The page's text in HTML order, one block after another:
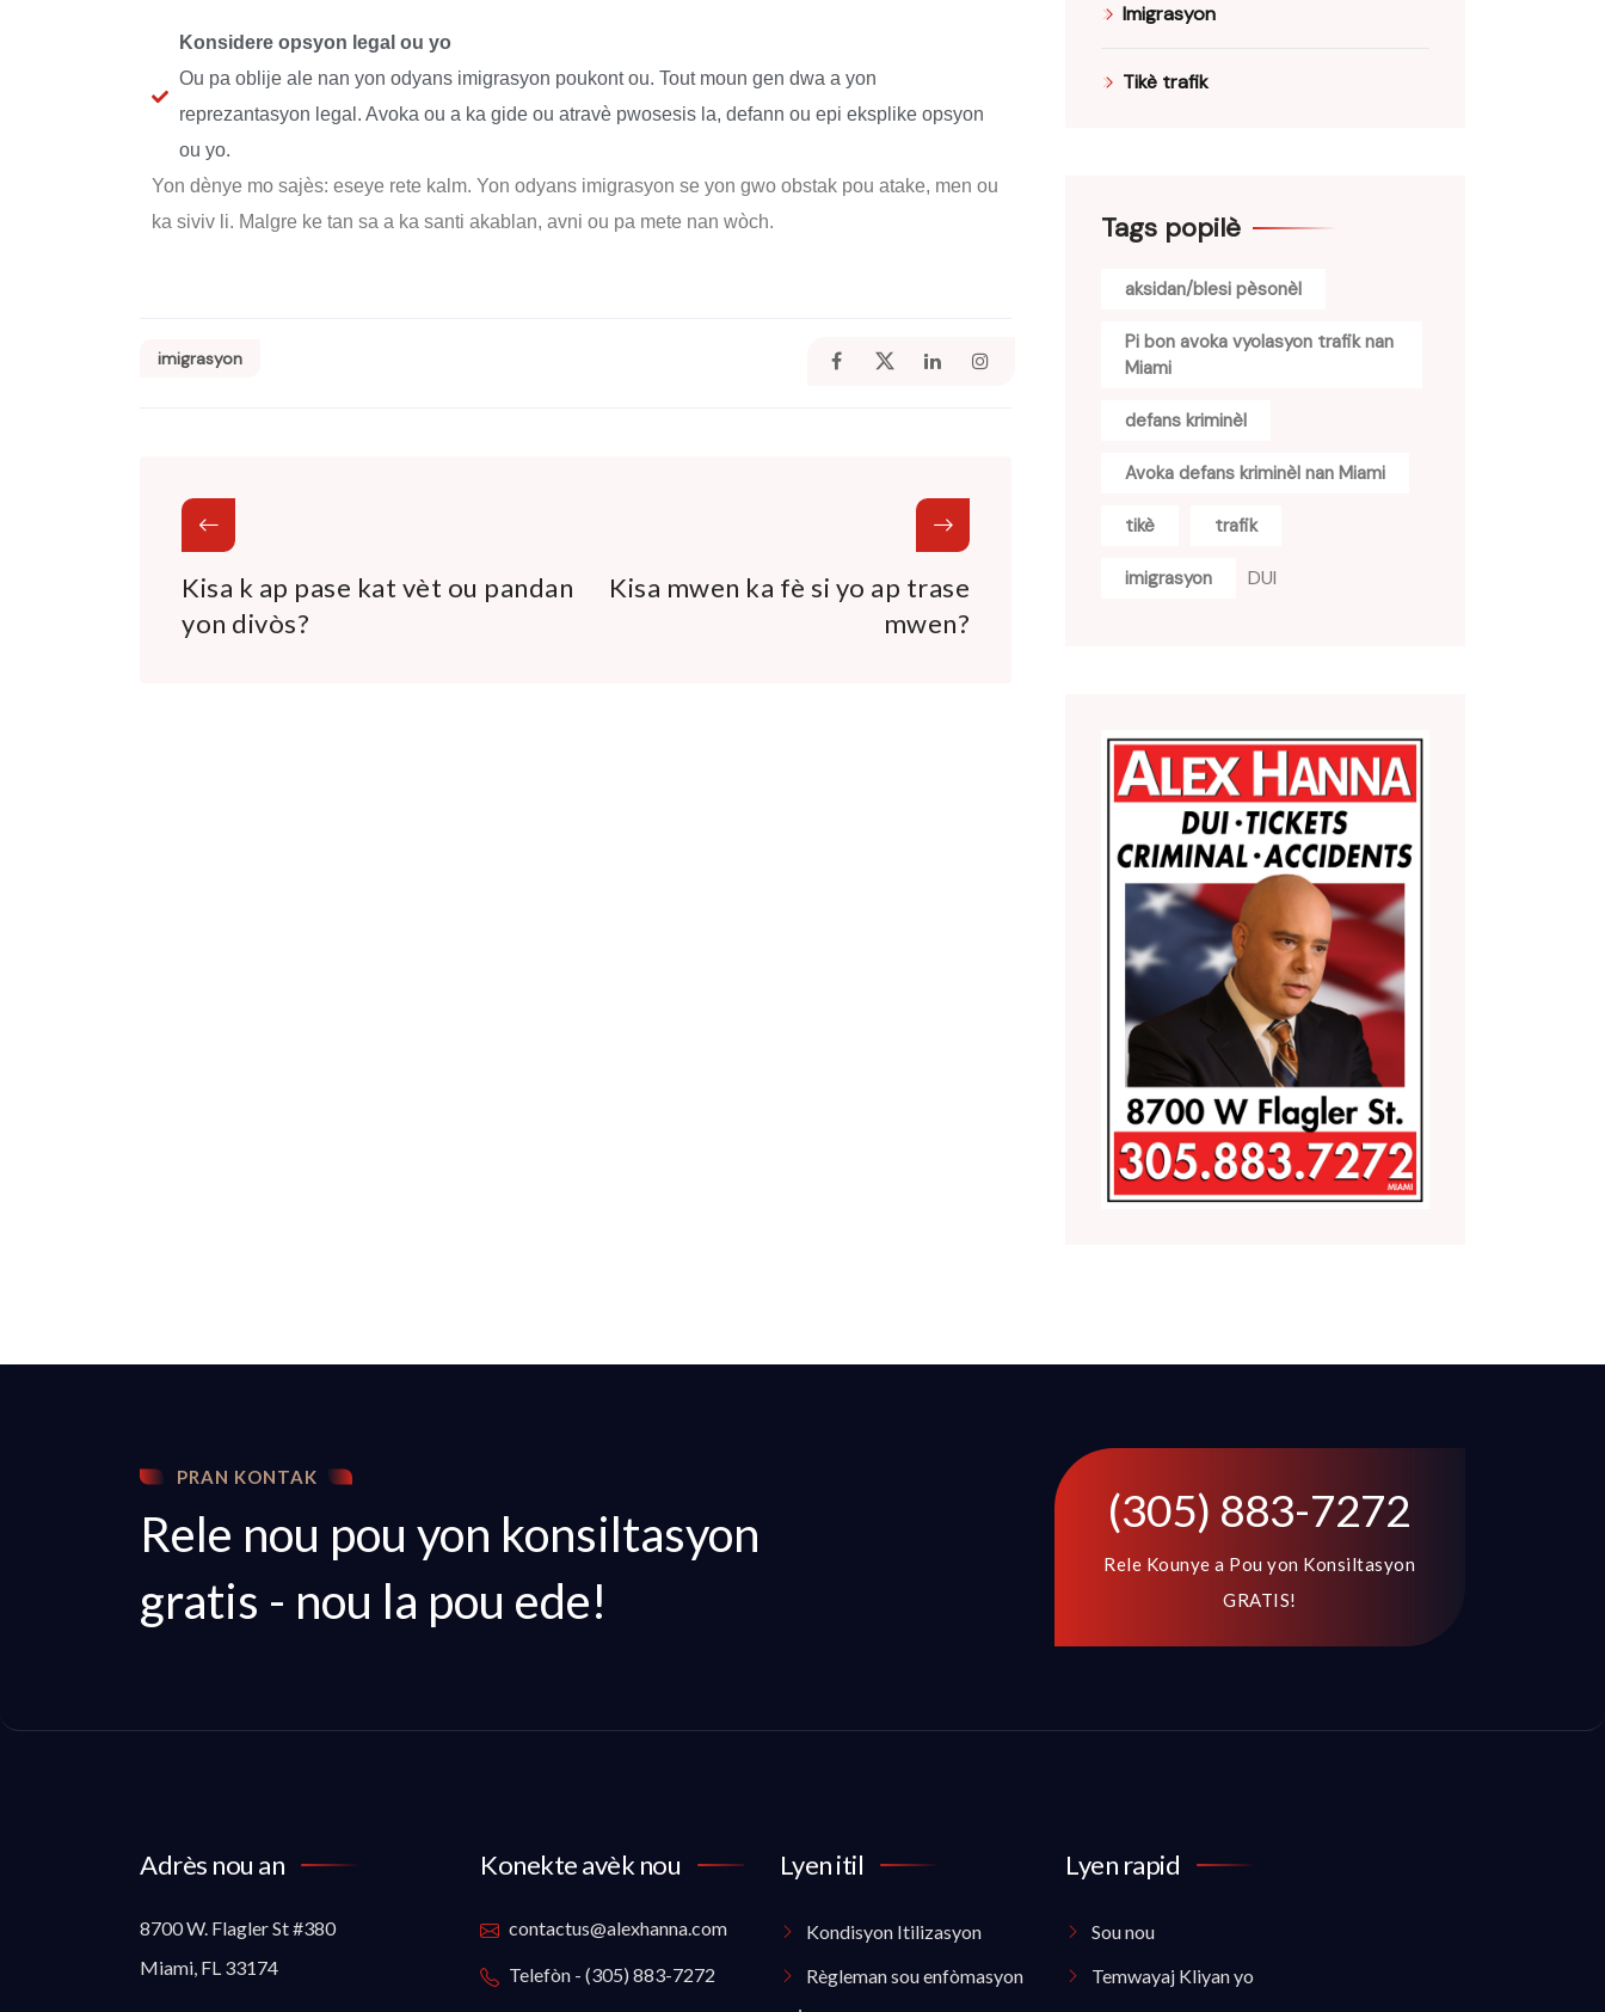
Konsidere opsyon legal ou yo
Ou pa oblije ale nan yon odyans imigrasyon poukont ou. Tout moun gen dwa a yon
reprezantasyon legal. Avoka ou a ka gide ou atravè pwosesis la, defann ou epi eksplike opsyon
ou yo.
Yon dènye mo sajès: eseye rete kalm. Yon odyans imigrasyon se yon gwo obstak pou atake, men ou
ka siviv li. Malgre ke tan sa a ka santi akablan, avni ou pa mete nan wòch.
imigrasyon
Kisa k ap pase kat vèt ou pandan
yon divòs?
Kisa mwen ka fè si yo ap trase
mwen?
Imigrasyon
Tikè trafik
Tags popilè
aksidan/blesi pèsonèl
Pi bon avoka vyolasyon trafik nan
Miami
defans kriminèl
Avoka defans kriminèl nan Miami
tikè trafik
imigrasyon DUI
PRAN KONTAK
Rele nou pou yon konsiltasyon
gratis - nou la pou ede!
(305) 883-7272
Rele Kounye a Pou yon Konsiltasyon
GRATIS!
Adrès nou an
8700 W. Flagler St #380
Miami, FL 33174
Konekte avèk nou
contactus@alexhanna.com
Telefòn - (305) 883-7272
Lyen itil
Kondisyon Itilizasyon
Règleman sou enfòmasyon
Lyen rapid
Sou nou
Temwayaj Kliyan yo